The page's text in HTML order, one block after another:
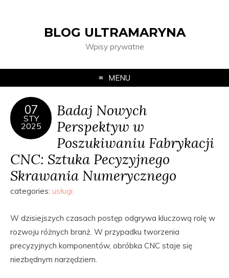
BLOG ULTRAMARYNA
Wpisy prywatne
MENU
07
STY
2025
Badaj Nowych
Perspektyw w
Poszukiwaniu Fabrykacji
CNC: Sztuka Pecyzyjnego
Skrawania Numerycznego
categories: usługi
W dzisiejszych czasach postęp odgrywa kluczową rolę w
rozwoju różnych branż. W przypadku tworzenia
precyzyjnych komponentów, obróbka CNC staje się
niezbędnym narzędziem.